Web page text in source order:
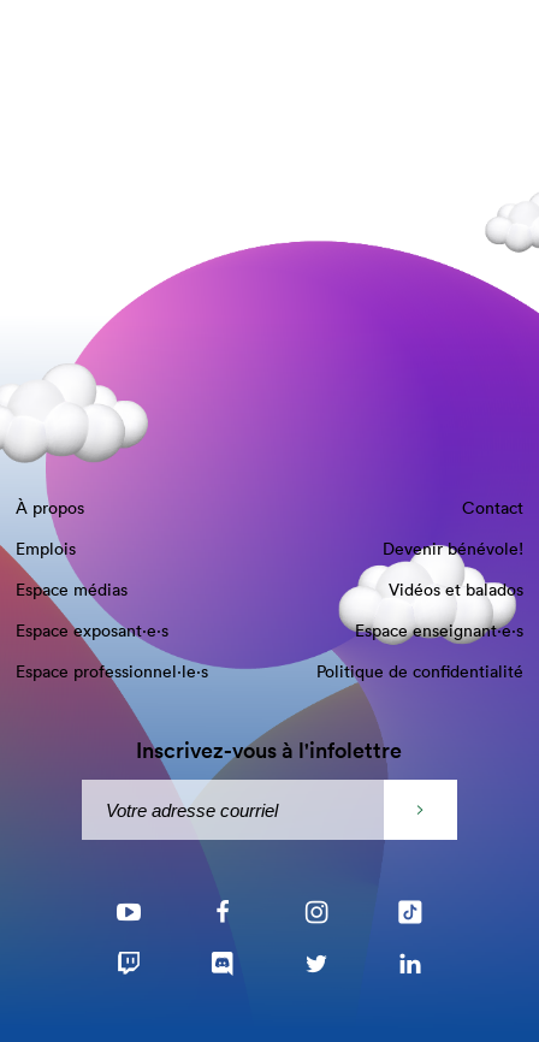
À propos
Contact
Emplois
Devenir bénévole!
Espace médias
Vidéos et balados
Espace exposant·e⋅s
Espace enseignant·e⋅s
Espace professionnel·le⋅s
Politique de confidentialité
Inscrivez-vous à l'infolettre